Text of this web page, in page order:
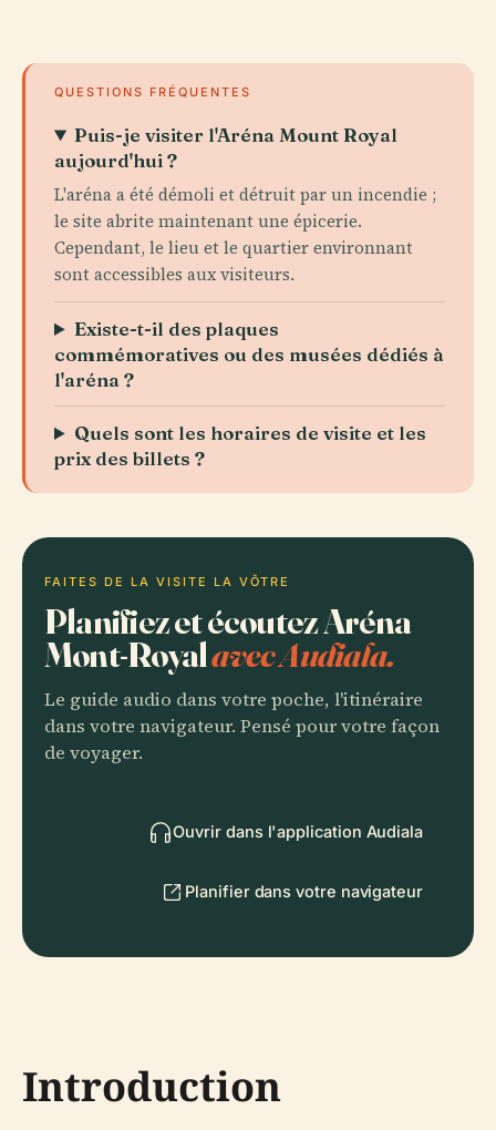
QUESTIONS FRÉQUENTES
Puis-je visiter l'Aréna Mount Royal
aujourd'hui ?
L'aréna a été démoli et détruit par un incendie ;
le site abrite maintenant une épicerie.
Cependant, le lieu et le quartier environnant
sont accessibles aux visiteurs.
Existe-t-il des plaques
commémoratives ou des musées dédiés à
l'aréna ?
Quels sont les horaires de visite et les
prix des billets ?
FAITES DE LA VISITE LA VÔTRE
Planifiez et écoutez Aréna
Mont-Royalavec Audiala.
Le guide audio dans votre poche, l'itinéraire
dans votre navigateur. Pensé pour votre façon
de voyager.
Ouvrir dans l'application Audiala
Planifier dans votre navigateur
Introduction